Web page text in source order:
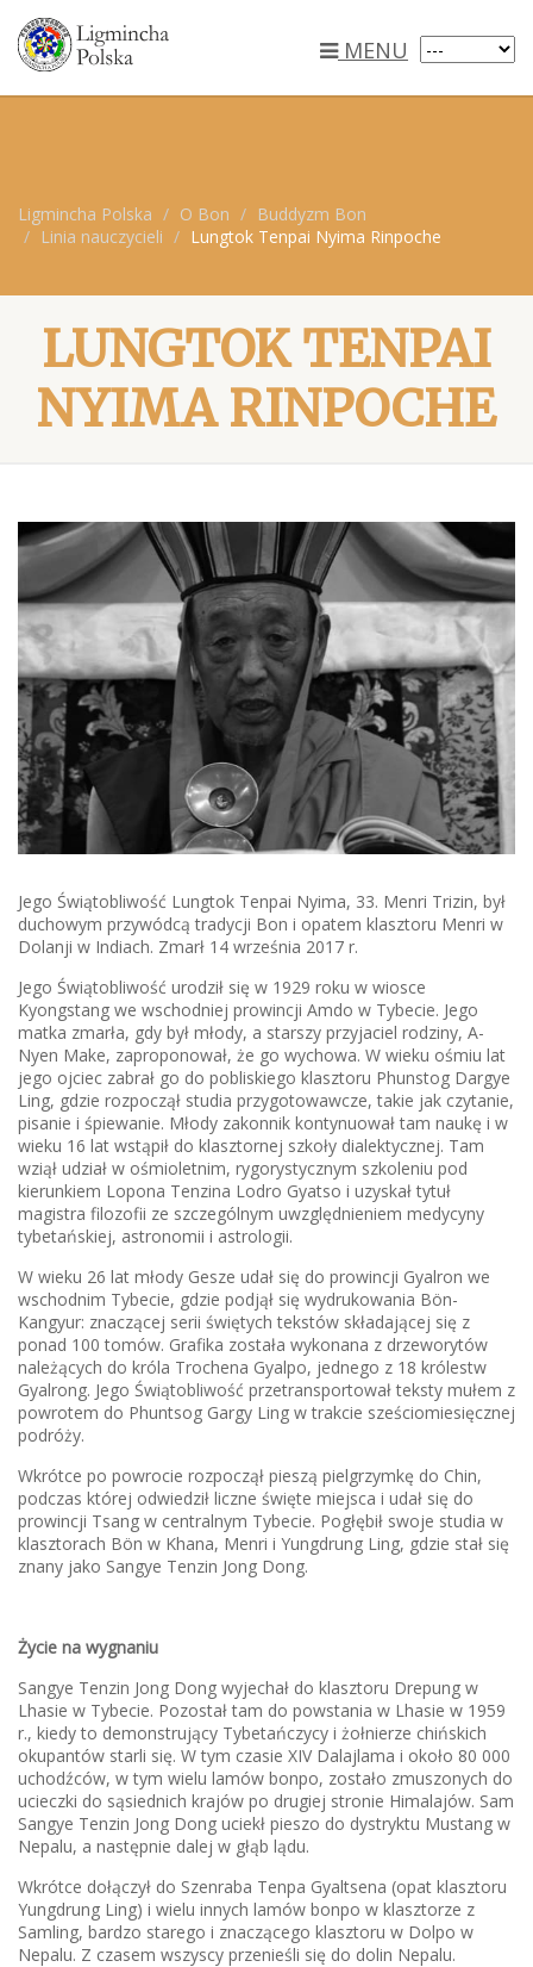
MENU
Ligmincha Polska O Bon
Buddyzm Bon
Linia nauczycieli
Lungtok Tenpai Nyima Rinpoche
LUNGTOK TENPAI
NYIMA RINPOCHE
Jego Świątobliwość Lungtok Tenpai Nyima, 33. Menri Trizin, był
duchowym przywódcą tradycji Bon i opatem klasztoru Menri w
Dolanji w Indiach. Zmarł 14 września 2017 r.
Jego Świątobliwość urodził się w 1929 roku w wiosce
Kyongstang we wschodniej prowincji Amdo w Tybecie. Jego
matka zmarła, gdy był młody, a starszy przyjaciel rodziny, A-
Nyen Make, zaproponował, że go wychowa. W wieku ośmiu lat
jego ojciec zabrał go do pobliskiego klasztoru Phunstog Dargye
Ling, gdzie rozpoczął studia przygotowawcze, takie jak czytanie,
pisanie i śpiewanie. Młody zakonnik kontynuował tam naukę i w
wieku 16 lat wstąpił do klasztornej szkoły dialektycznej. Tam
wziął udział w ośmioletnim, rygorystycznym szkoleniu pod
kierunkiem Lopona Tenzina Lodro Gyatso i uzyskał tytuł
magistra filozofii ze szczególnym uwzględnieniem medycyny
tybetańskiej, astronomii i astrologii.
W wieku 26 lat młody Gesze udał się do prowincji Gyalron we
wschodnim Tybecie, gdzie podjął się wydrukowania Bön-
Kangyur: znaczącej serii świętych tekstów składającej się z
ponad 100 tomów. Grafika została wykonana z drzeworytów
należących do króla Trochena Gyalpo, jednego z 18 królestw
Gyalrong. Jego Świątobliwość przetransportował teksty mułem z
powrotem do Phuntsog Gargy Ling w trakcie sześciomiesięcznej
podróży.
Wkrótce po powrocie rozpoczął pieszą pielgrzymkę do Chin,
podczas której odwiedził liczne święte miejsca i udał się do
prowincji Tsang w centralnym Tybecie. Pogłębił swoje studia w
klasztorach Bön w Khana, Menri i Yungdrung Ling, gdzie stał się
znany jako Sangye Tenzin Jong Dong.
Życie na wygnaniu
Sangye Tenzin Jong Dong wyjechał do klasztoru Drepung w
Lhasie w Tybecie. Pozostał tam do powstania w Lhasie w 1959
r., kiedy to demonstrujący Tybetańczycy i żołnierze chińskich
okupantów starli się. W tym czasie XIV Dalajlama i około 80 000
uchodźców, w tym wielu lamów bonpo, zostało zmuszonych do
ucieczki do sąsiednich krajów po drugiej stronie Himalajów. Sam
Sangye Tenzin Jong Dong uciekł pieszo do dystryktu Mustang w
Nepalu, a następnie dalej w głąb lądu.
Wkrótce dołączył do Szenraba Tenpa Gyaltsena (opat klasztoru
Yungdrung Ling) i wielu innych lamów bonpo w klasztorze z
Samling, bardzo starego i znaczącego klasztoru w Dolpo w
Nepalu. Z czasem wszyscy przenieśli się do dolin Nepalu.